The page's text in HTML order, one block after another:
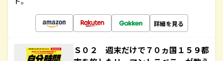
詳細を見る
Ｓ０２ 週末だけで７０ヵ国１５９都